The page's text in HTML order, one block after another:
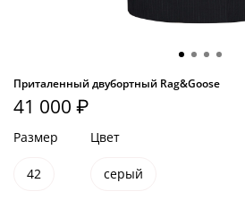
Приталенный двубортный Rag&Goose
41 000 ₽
Размер
42
Цвет
серый